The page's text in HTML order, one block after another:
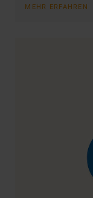
MEHR ERFAHREN